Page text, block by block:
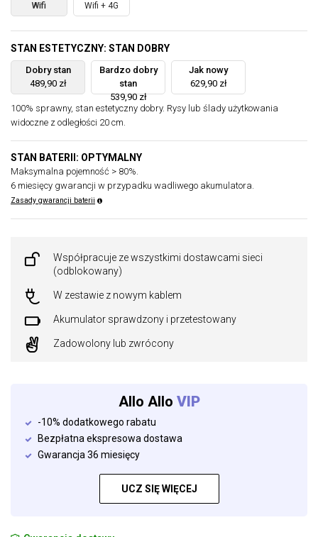
Wifi Wifi + 4G
STAN ESTETYCZNY: STAN DOBRY
Dobry stan
489,90 zł
Bardzo dobry
stan
539,90 zł
Jak nowy
629,90 zł
100% sprawny, stan estetyczny dobry. Rysy lub ślady użytkowania
widoczne z odległości 20 cm.
STAN BATERII: OPTYMALNY
Maksymalna pojemność > 80%.
6 miesięcy gwarancji w przypadku wadliwego akumulatora.
Zasady gwarancji baterii
Współpracuje ze wszystkimi dostawcami sieci
(odblokowany)
W zestawie z nowym kablem
Akumulator sprawdzony i przetestowany
Zadowolony lub zwrócony
Allo Allo VIP
-10% dodatkowego rabatu
Bezpłatna ekspresowa dostawa
Gwarancja 36 miesięcy
UCZ SIĘ WIĘCEJ